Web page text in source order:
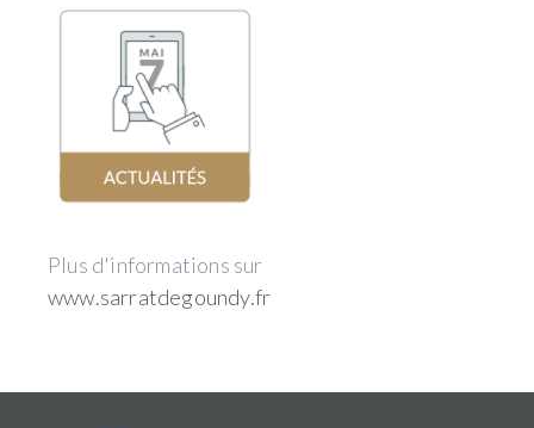
Plus d'informations sur
www.sarratdegoundy.fr